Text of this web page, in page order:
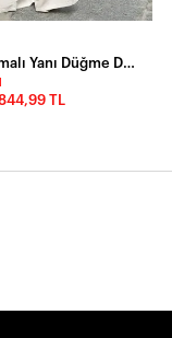
Askılı İp Bağlamalı Yanı Düğme Detaylı Keten Takım
TL